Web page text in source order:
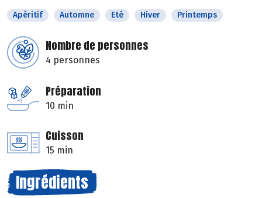
Apéritif Automne Eté Hiver Printemps
Nombre de personnes
4 personnes
Préparation
10 min
Cuisson
15 min
Ingrédients